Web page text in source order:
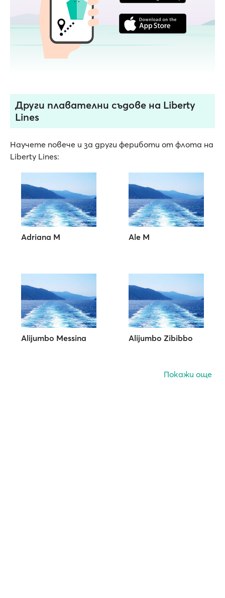
Други плавателни съдове на Liberty
Lines
Научете повече и за други фериботи от флота на
Liberty Lines:
Adriana M Ale M
Alijumbo Messina Alijumbo Zibibbo
Покажи още